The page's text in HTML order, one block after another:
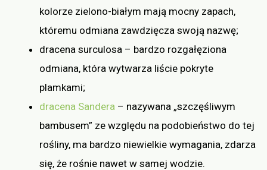
kolorze zielono-białym mają mocny zapach,
któremu odmiana zawdzięcza swoją nazwę;
dracena surculosa – bardzo rozgałęziona
odmiana, która wytwarza liście pokryte
plamkami;
dracena Sandera – nazywana „szczęśliwym
bambusem” ze względu na podobieństwo do tej
rośliny, ma bardzo niewielkie wymagania, zdarza
się, że rośnie nawet w samej wodzie.